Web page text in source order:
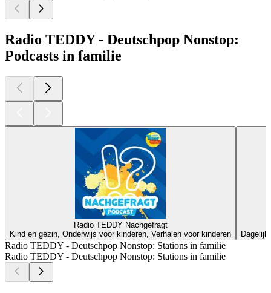
Radio TEDDY - Deutschpop Nonstop:
Podcasts in familie
Radio TEDDY Nachgefragt
Kind en gezin, Onderwijs voor kinderen, Verhalen voor kinderen
Radio TEDDY - Deutschpop Nonstop: Stations in familie
Radio TEDDY - Deutschpop Nonstop: Stations in familie